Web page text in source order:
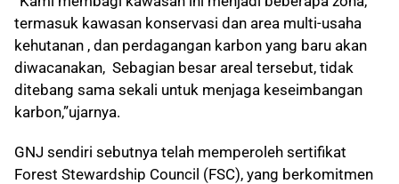
termasuk kawasan konservasi dan area multi-usaha
kehutanan , dan perdagangan karbon yang baru akan
diwacanakan, Sebagian besar areal tersebut, tidak
ditebang sama sekali untuk menjaga keseimbangan
karbon,”ujarnya.
GNJ sendiri sebutnya telah memperoleh sertifikat
Forest Stewardship Council (FSC), yang berkomitmen